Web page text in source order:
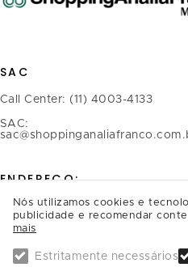
SAC
Call Center: (11) 4003-4133
SAC:
ENDEREÇO:
Avenida Regente Feijó, 1.739 -
Tatuapé
CEP.: 03342-900, São Paulo/SP
Nós utilizamos cookies e
publicidade e recomendar
mais
Estritamente necessários